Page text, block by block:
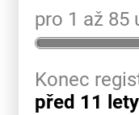
pro 1 až 85
Konec
před 11 lety